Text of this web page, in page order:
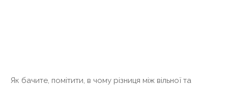
Як бачите, помітити, в чому різниця між вільної та